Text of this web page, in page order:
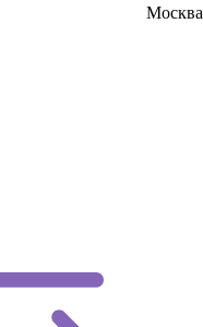
Москва